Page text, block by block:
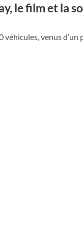
le film et la
venus